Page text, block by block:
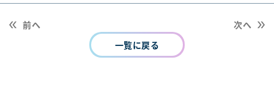
前へ
一覧に戻る
次へ